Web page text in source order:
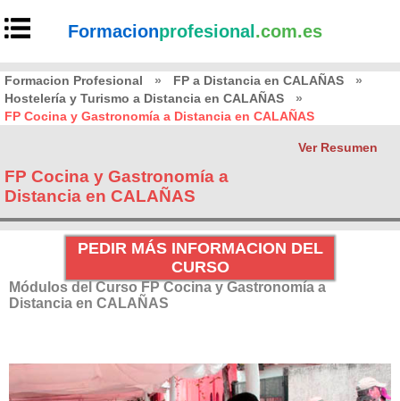
Formacionprofesional .com.es
Formacion Profesional » FP a Distancia en CALAÑAS
»
Hostelería y Turismo a Distancia en CALAÑAS
»
FP Cocina y Gastronomía a Distancia en CALAÑAS
Ver Resumen
FP Cocina y Gastronomía a
Distancia en CALAÑAS
PEDIR MÁS INFORMACION DEL
CURSO
Módulos del Curso FP Cocina y Gastronomía a
Distancia en CALAÑAS